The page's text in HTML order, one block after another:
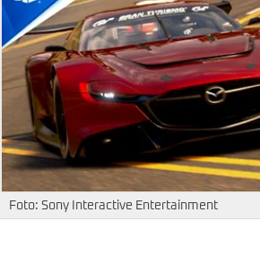
Foto: Sony Interactive Entertainment